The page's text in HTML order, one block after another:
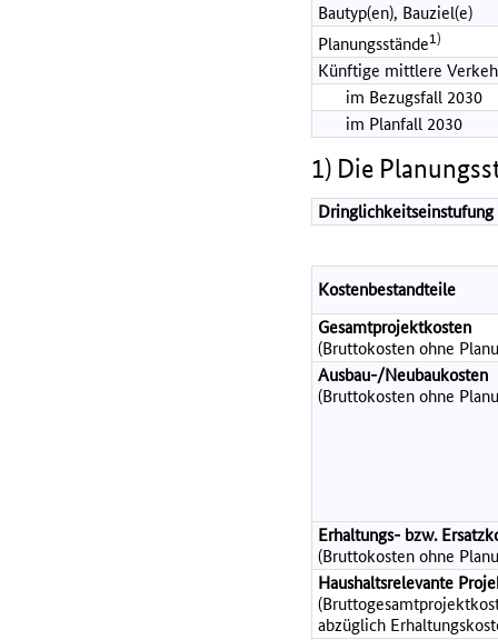
Bautyp(en), Bauziel(e)
Planungsstände1)
Künftige mittlere
im Bezugsfall 2030
im Planfall 2030
1) Die
Dringlichkeitseinstufung
Kostenbestandteile
Gesamtprojektkosten
(Bruttokosten ohne
Ausbau-/Neubaukosten
(Bruttokosten ohne
Erhaltungs- bzw.
(Bruttokosten ohne
Haushaltsrelevante
abzüglich